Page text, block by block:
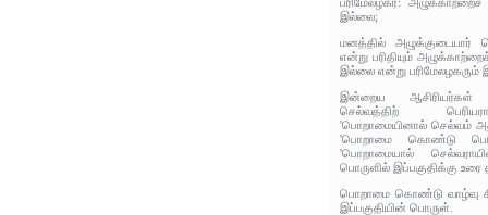
இல்லை;
மனத்தில் அழுக்குடையார்
என்று பரிதியும்
இல்லை என்று பரிமேலழகரும்
இன்றைய
செல்வத்திற்
'பொறாமையினால் செல்வம்
'பொறாமை கொண்டு
'பொறாமையால்
பொருளில் இப்பகுதிக்கு
பொறாமை கொண்டு வாழ்வு
இப்பகுதியின் பொருள்.